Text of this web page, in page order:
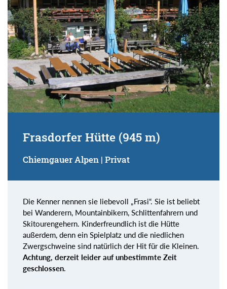
Suchbegriff:
Frasdorfer Hütte (945 m)
Chiemgauer Alpen | Privat
Die Kenner nennen sie liebevoll „Frasi“. Sie ist beliebt
bei Wanderern, Mountainbikern, Schlittenfahrern und
Skitourengehern. Kinderfreundlich ist die Hütte
außerdem, denn ein Spielplatz und die niedlichen
Zwergschweine sind natürlich der Hit für die Kleinen.
Achtung, derzeit leider auf unbestimmte Zeit
geschlossen.